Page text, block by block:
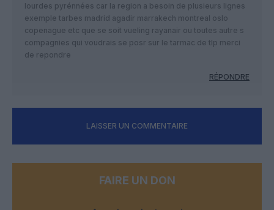
lourdes pyrénnées car la region a besoin de plusieurs lignes
exemple tarbes madrid agadir marrakech montreal oslo
copenague etc que se soit vueling rayanair ou toutes autre s
compagnies qui voudrais se posr sur le tarmac de tlp merci
de repondre
RÉPONDRE
LAISSER UN COMMENTAIRE
FAIRE UN DON